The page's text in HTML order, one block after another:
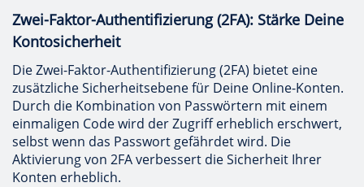
Zwei-Faktor-Authentifizierung (2FA): Stärke Deine
Kontosicherheit
Die Zwei-Faktor-Authentifizierung (2FA) bietet eine
zusätzliche Sicherheitsebene für Deine Online-Konten.
Durch die Kombination von Passwörtern mit einem
einmaligen Code wird der Zugriff erheblich erschwert,
selbst wenn das Passwort gefährdet wird. Die
Aktivierung von 2FA verbessert die Sicherheit Ihrer
Konten erheblich.